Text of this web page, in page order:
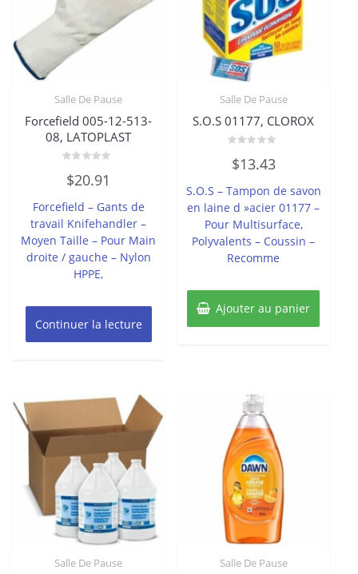
Salle De Pause
Forcefield 005-12-513-
08, LATOPLAST
0
sur
$20.91
Forcefield – Gants de
travail Knifehandler –
Moyen Taille – Pour Main
droite / gauche – Nylon
HPPE,
Continuer la lecture
Salle De Pause
S.O.S 01177, CLOROX
0
sur
$13.43
S.O.S – Tampon de savon
en laine d »acier 01177 –
Pour Multisurface,
Polyvalents – Coussin –
Recomme
Ajouter au panier
Salle De Pause Salle De Pause